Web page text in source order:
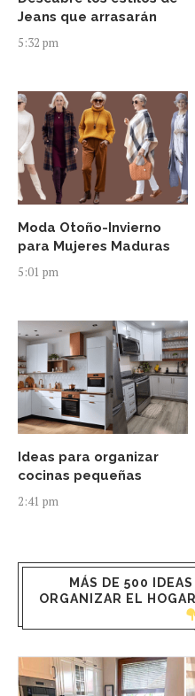
Jeans que arrasarán
5:32 pm
Moda Otoño-Invierno
para Mujeres Maduras
5:01 pm
Ideas para organizar
cocinas pequeñas
2:41 pm
MÁS DE 500
ORGANIZAR EL